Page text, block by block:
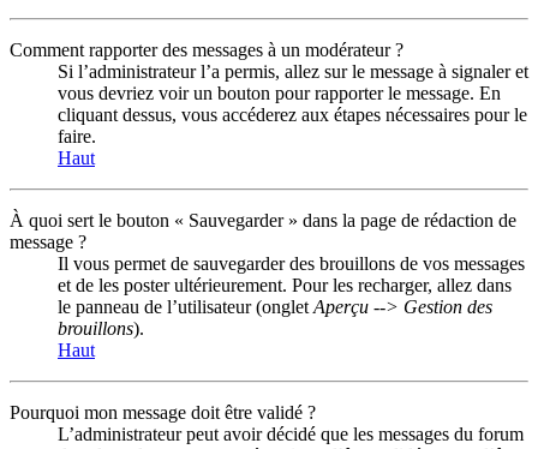
Comment rapporter des messages à un modérateur ?
Si l’administrateur l’a permis, allez sur le message à signaler et
vous devriez voir un bouton pour rapporter le message. En
cliquant dessus, vous accéderez aux étapes nécessaires pour le
faire.
Haut
À quoi sert le bouton « Sauvegarder » dans la page de rédaction de
message ?
Il vous permet de sauvegarder des brouillons de vos messages
et de les poster ultérieurement. Pour les recharger, allez dans
le panneau de l’utilisateur (onglet Aperçu --> Gestion des
brouillons).
Haut
Pourquoi mon message doit être validé ?
L’administrateur peut avoir décidé que les messages du forum